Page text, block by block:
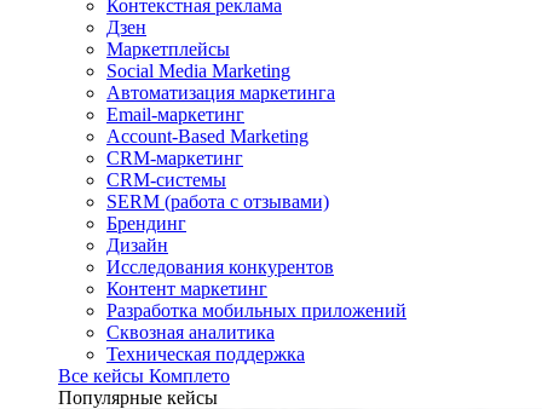
Контекстная реклама
Дзен
Маркетплейсы
Social Media Marketing
Автоматизация маркетинга
Email-маркетинг
Account-Based Marketing
CRM-маркетинг
CRM-системы
SERM (работа с отзывами)
Брендинг
Дизайн
Исследования конкурентов
Контент маркетинг
Разработка мобильных приложений
Сквозная аналитика
Техническая поддержка
Все кейсы Комплето
Популярные кейсы